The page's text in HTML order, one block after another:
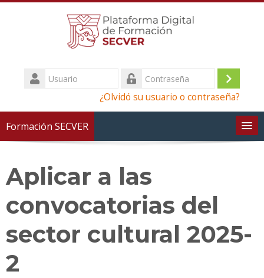
Saltar
Usuario
Iniciar
¿Olvidó su usuario o contraseña?
Formación SECVER
Aplicar a las
convocatorias del
sector cultural 2025-
2